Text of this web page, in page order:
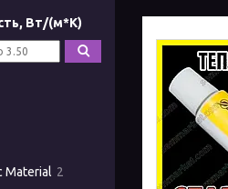
Вт/(м*К)
Material 2